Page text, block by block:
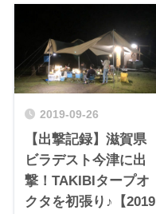
2019-09-26
【出撃記録】滋賀県
ビラデスト今津に出
撃！TAKIBIタープオ
クタを初張り♪【2019